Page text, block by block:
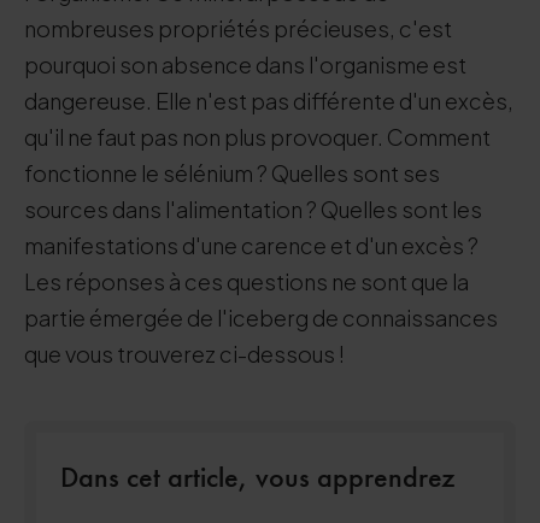
nombreuses propriétés précieuses, c'est
pourquoi son absence dans l'organisme est
dangereuse. Elle n'est pas différente d'un excès,
qu'il ne faut pas non plus provoquer. Comment
fonctionne le sélénium ? Quelles sont ses
sources dans l'alimentation ? Quelles sont les
manifestations d'une carence et d'un excès ?
Les réponses à ces questions ne sont que la
partie émergée de l'iceberg de connaissances
que vous trouverez ci-dessous !
Dans cet article, vous apprendrez